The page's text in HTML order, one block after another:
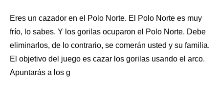
Eres un cazador en el Polo Norte. El Polo Norte es muy
frío, lo sabes. Y los gorilas ocuparon el Polo Norte. Debe
eliminarlos, de lo contrario, se comerán usted y su familia.
El objetivo del juego es cazar los gorilas usando el arco.
Apuntarás a los g